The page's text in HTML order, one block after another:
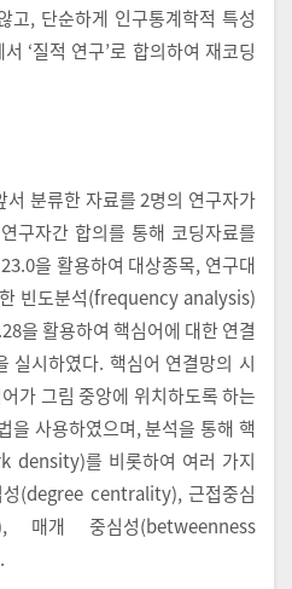
고, 단순하게 인구통계학적 특성
‘질적 연구’로 합의하여 재코딩
분류한 자료를 2명의 연구자가
구자간 합의를 통해 코딩자료를
을 활용하여 대상종목, 연구대
빈도분석(frequency analysis)
을 활용하여 핵심어에 대한 연결
시하였다. 핵심어 연결망의 시
가 그림 중앙에 위치하도록 하는
을 사용하였으며, 분석을 통해 핵
density)를 비롯하여 여러 가지
성(degree centrality), 근접중심
매개 중심성(betweenness